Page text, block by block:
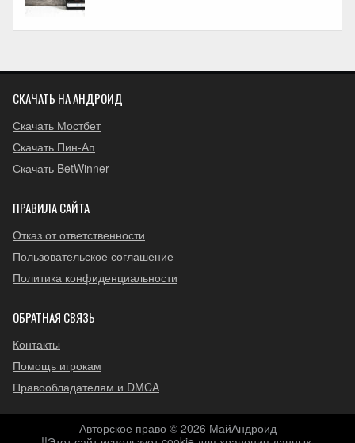
СКАЧАТЬ НА АНДРОИД
Скачать Мостбет
Скачать Пин-Ап
Скачать BetWinner
ПРАВИЛА САЙТА
Отказ от ответственности
Пользовательское соглашение
Политика конфиденциальности
ОБРАТНАЯ СВЯЗЬ
Контакты
Помощь игрокам
Правообладателям и DMCA
Авторское право © 2026 МайАндроид